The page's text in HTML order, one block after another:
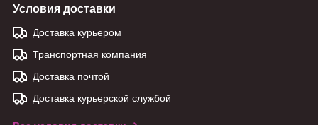
Условия доставки
Доставка курьером
Транспортная компания
Доставка почтой
Доставка курьерской службой